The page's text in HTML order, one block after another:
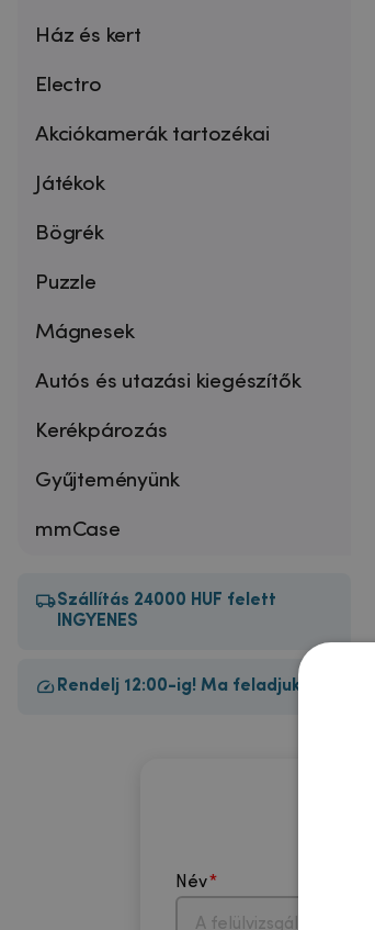
Ház és kert
Electro
Akciókamerák tartozékai
Játékok
Bögrék
Puzzle
Mágnesek
Autós és utazási kiegészítők
Kerékpározás
Gyűjteményünk
mmCase
Szállítás 24000 HUF felett
INGYENES
Rendelj 12:00-ig! Ma feladjuk!
Név